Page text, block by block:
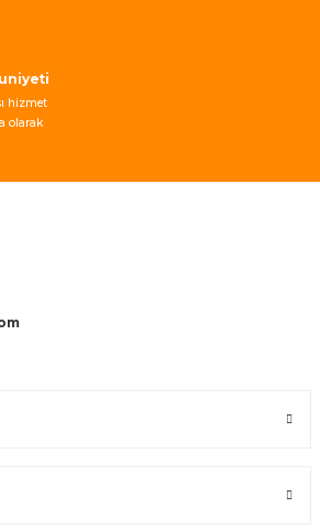
hizmet
olarak